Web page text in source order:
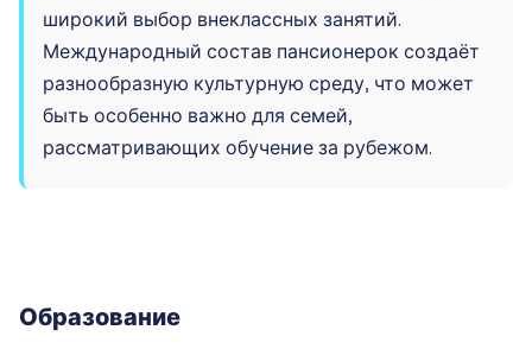
широкий выбор внеклассных занятий.
Международный состав пансионерок создаёт
разнообразную культурную среду, что может
быть особенно важно для семей,
рассматривающих обучение за рубежом.
Образование